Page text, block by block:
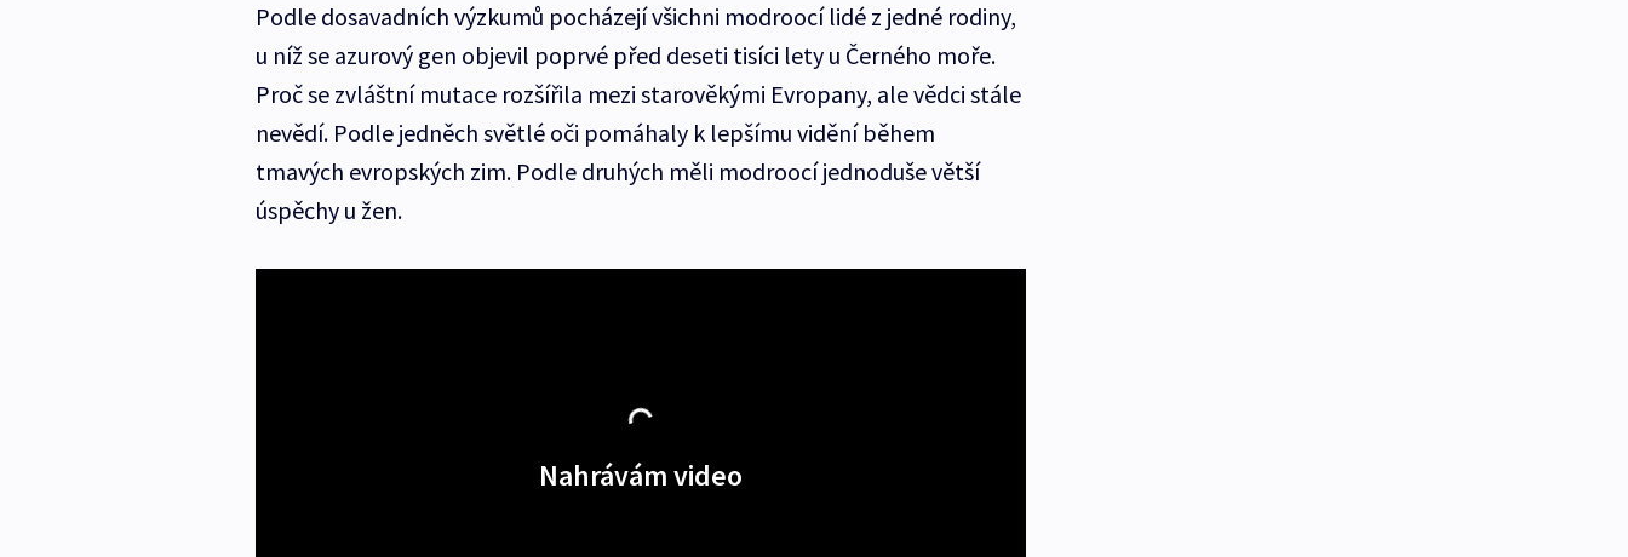
Podle dosavadních výzkumů pocházejí všichni modroocí lidé z jedné rodiny,
u níž se azurový gen objevil poprvé před deseti tisíci lety u Černého moře.
Proč se zvláštní mutace rozšířila mezi starověkými Evropany, ale vědci stále
nevědí. Podle jedněch světlé oči pomáhaly k lepšímu vidění během
tmavých evropských zim. Podle druhých měli modroocí jednoduše větší
úspěchy u žen.
Nahrávám video